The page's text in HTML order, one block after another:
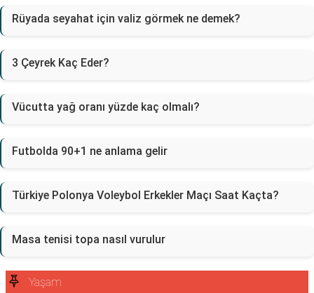
Rüyada seyahat için valiz görmek ne demek?
3 Çeyrek Kaç Eder?
Vücutta yağ oranı yüzde kaç olmalı?
Futbolda 90+1 ne anlama gelir
Türkiye Polonya Voleybol Erkekler Maçı Saat Kaçta?
Masa tenisi topa nasıl vurulur
Yaşam